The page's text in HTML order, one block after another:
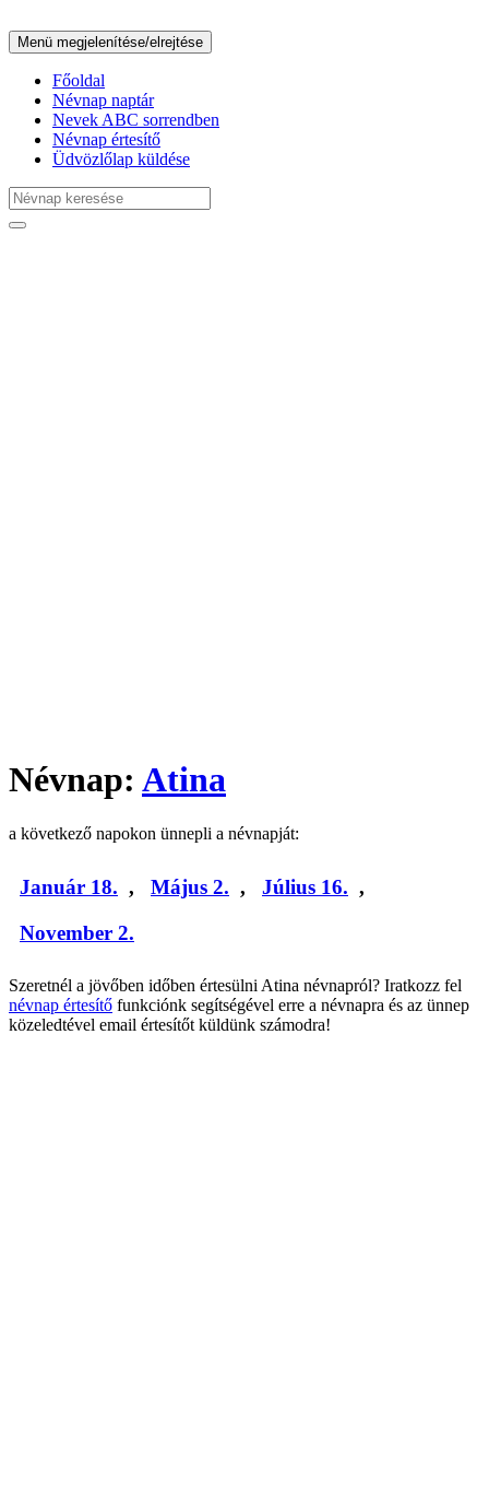
Menü megjelenítése/elrejtése
Főoldal
Névnap naptár
Nevek ABC sorrendben
Névnap értesítő
Üdvözlőlap küldése
Névnap: Atina
a következő napokon ünnepli a névnapját:
Január 18. , Május 2. , Július 16. ,
November 2.
Szeretnél a jövőben időben értesülni Atina névnapról? Iratkozz fel
névnap értesítő funkciónk segítségével erre a névnapra és az ünnep
közeledtével email értesítőt küldünk számodra!